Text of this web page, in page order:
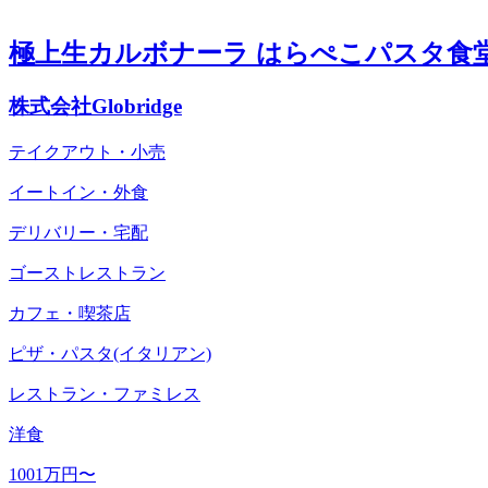
極上生カルボナーラ はらぺこパスタ食
株式会社Globridge
テイクアウト・小売
イートイン・外食
デリバリー・宅配
ゴーストレストラン
カフェ・喫茶店
ピザ・パスタ(イタリアン)
レストラン・ファミレス
洋食
1001万円〜